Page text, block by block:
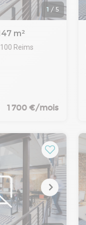
1 / 5
m²
Reims
1 700 €/mois